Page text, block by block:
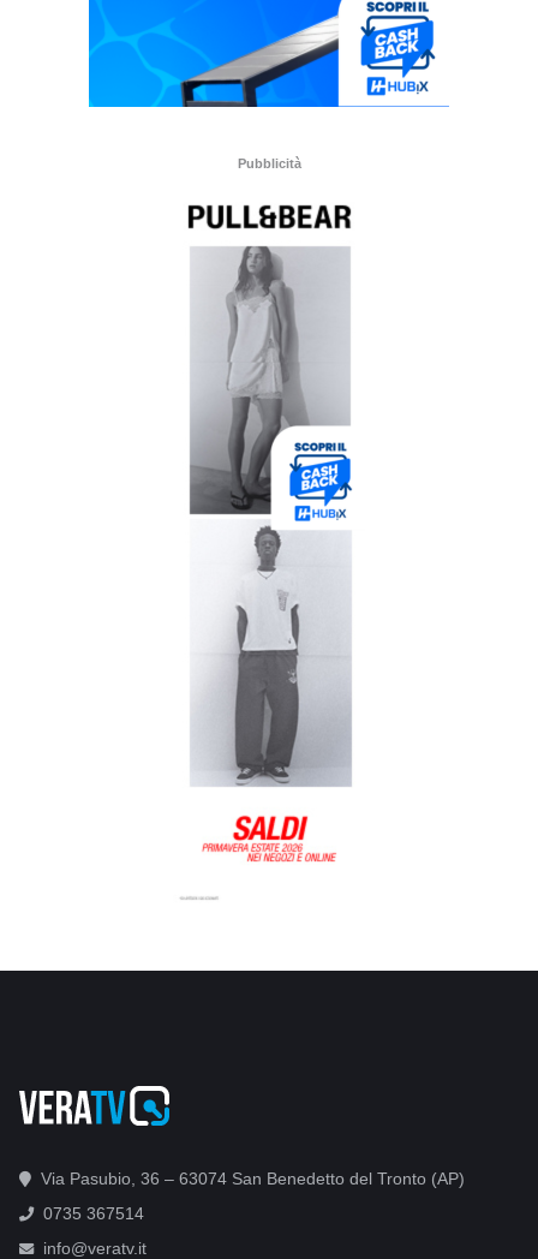
Pubblicità
Via Pasubio, 36 – 63074 San Benedetto del Tronto (AP)
0735 367514
info@veratv.it